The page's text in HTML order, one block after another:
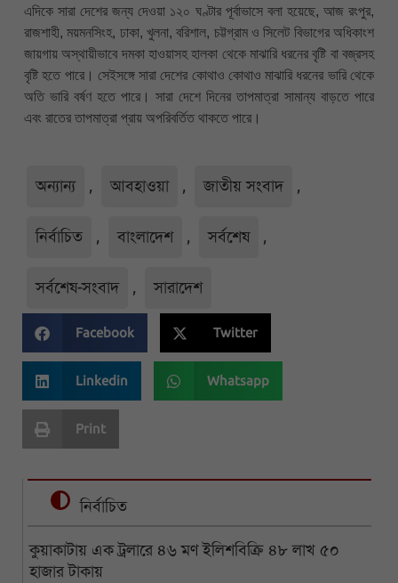
এদিকে সারা দেশের জন্য দেওয়া ১২০ ঘণ্টার পূর্বাভাসে বলা হয়েছে, আজ রংপুর,
রাজশাহী, ময়মনসিংহ, ঢাকা, খুলনা, বরিশাল, চট্টগ্রাম ও সিলেট বিভাগের অধিকাংশ
জায়গায় অস্থায়ীভাবে দমকা হাওয়াসহ হালকা থেকে মাঝারি ধরনের বৃষ্টি বা বজ্রসহ
বৃষ্টি হতে পারে। সেইসঙ্গে সারা দেশের কোথাও কোথাও মাঝারি ধরনের ভারি থেকে
অতি ভারি বর্ষণ হতে পারে। সারা দেশে দিনের তাপমাত্রা সামান্য বাড়তে পারে
এবং রাতের তাপমাত্রা প্রায় অপরিবর্তিত থাকতে পারে।
অন্যান্য , আবহাওয়া , জাতীয় সংবাদ ,
নির্বাচিত , বাংলাদেশ , সর্বশেষ ,
সর্বশেষ-সংবাদ , সারাদেশ
Facebook Twitter
Linkedin Whatsapp
Print
নির্বাচিত
কুয়াকাটায় এক ট্রলারে ৪৬ মণ ইলিশবিক্রি ৪৮ লাখ ৫০
হাজার টাকায়